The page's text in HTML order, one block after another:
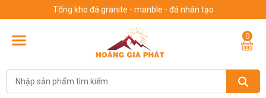
Tổng kho đá granite - manble - đá nhân tạo
0